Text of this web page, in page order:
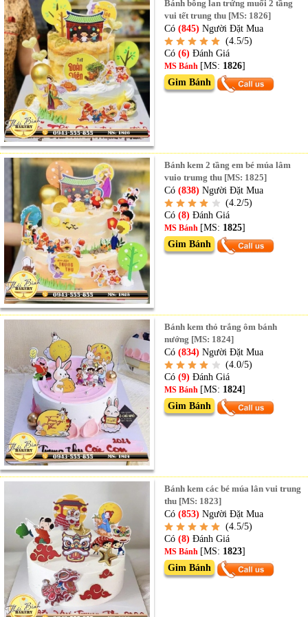
Bánh bông lan trứng muối 2 tầng
vui tết trung thu [MS: 1826]
Có(845) Người Đặt Mua
(4.5/5)
Có (6)Đánh Giá
MS Bánh [MS: 1826]
Gim Bánh
Bánh kem 2 tầng em bé múa lâm
vuio trumg thu [MS: 1825]
Có(838) Người Đặt Mua
(4.2/5)
Có (8)Đánh Giá
MS Bánh [MS: 1825]
Gim Bánh
Bánh kem thỏ trắng ôm bánh
nướng [MS: 1824]
Có(834) Người Đặt Mua
(4.0/5)
Có (9)Đánh Giá
MS Bánh [MS: 1824]
Gim Bánh
Bánh kem các bé múa lân vui trung
thu [MS: 1823]
Có(853) Người Đặt Mua
(4.5/5)
Có (8)Đánh Giá
MS Bánh [MS: 1823]
Gim Bánh